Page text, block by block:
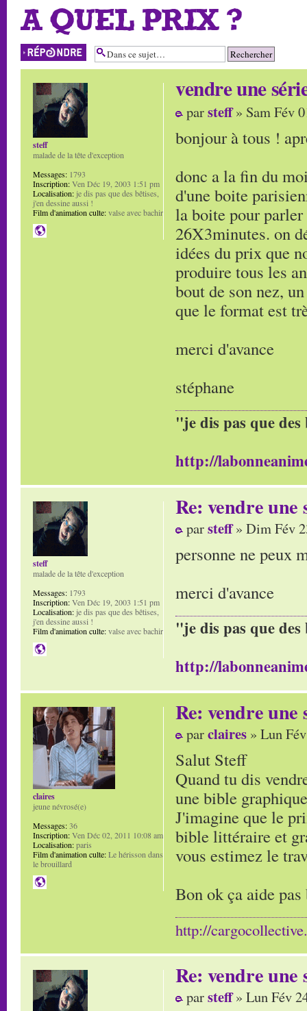
A QUEL PRIX ?
Répondre
vendre une
parsteff» Sam Fév
bonjour à tous !
donc a la fin du
d'une boite
la boite pour
26X3minutes. on
idées du prix que
produire tous les
bout de son nez,
que le format est
merci d'avance
stéphane
"je dis pas que
http://
steff
malade de la tête d'exception
Messages: 1793
Inscription:Ven Déc 19, 2003 1:51 pm
Localisation: je dis pas que des bêtises,
j'en dessine aussi !
Film d'animation culte:valse avec bachir
Re: vendre une
parsteff» Dim Fév
personne ne peux
merci d'avance
"je dis pas que
http://
steff
malade de la tête d'exception
Messages: 1793
Inscription:Ven Déc 19, 2003 1:51 pm
Localisation:je dis pas que des bêtises,
j'en dessine aussi !
Film d'animation culte:valse avec bachir
Re: vendre une
parclaires » Lun
Salut Steff
Quand tu dis
une bible
J'imagine que le
bible littéraire et
vous estimez le
Bon ok ça aide pas
http://
claires
jeune névrosé(e)
Messages:36
Inscription:Ven Déc 02, 2011 10:08 am
Localisation:paris
Film d'animation culte:Le hérisson dans
le brouillard
Re: vendre une
parsteff» Lun Fév